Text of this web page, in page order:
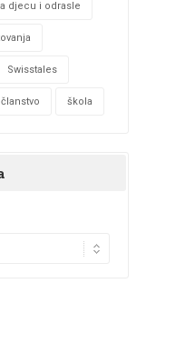
djecu i odrasle
Swisstales
članstvo škola